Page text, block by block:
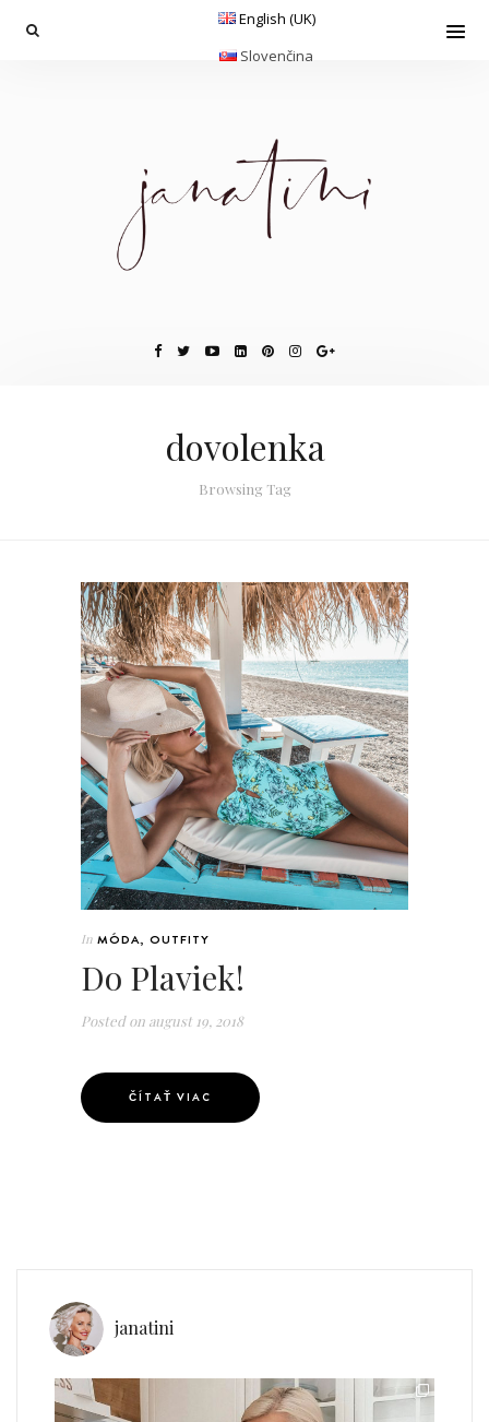
English (UK)
Slovenčina
dovolenka
Browsing Tag
In MÓDA, OUTFITY
Do Plaviek!
Posted on august 19, 2018
ČÍTAŤ VIAC
janatini